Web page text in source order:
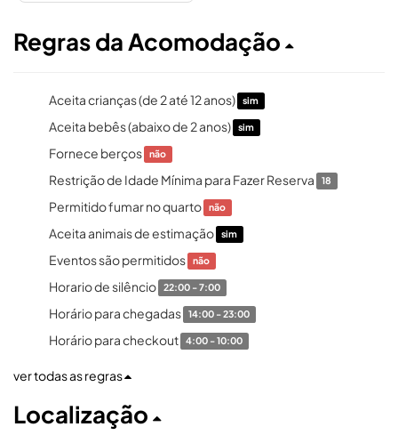
Regras da Acomodação
Aceita crianças (de 2 até 12 anos) sim
Aceita bebês (abaixo de 2 anos) sim
Fornece berços não
Restrição de Idade Mínima para Fazer Reserva 18
Permitido fumar no quarto não
Aceita animais de estimação sim
Eventos são permitidos não
Horario de silêncio 22:00 - 7:00
Horário para chegadas 14:00 - 23:00
Horário para checkout 4:00 - 10:00
ver todas as regras
Localização